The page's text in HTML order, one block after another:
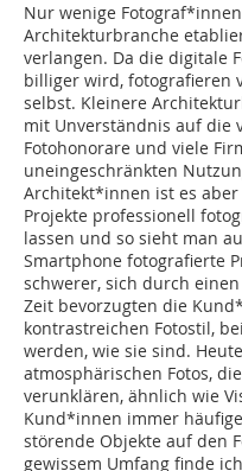
Nur wenige
Architekturbranche
verlangen. Da die digitale
billiger wird, fotografieren
selbst. Kleinere
mit Unverständnis auf die
Fotohonorare und viele
uneingeschränkten
Architekt*innen ist es
Projekte professionell
lassen und so sieht man
Smartphone ­fotografierte
schwerer, sich durch
Zeit bevorzugten die
kontrastreichen Fotostil,
werden, wie sie sind.
atmosphärischen Fotos,
verunklären, ähnlich wie
Kund*innen immer
störende Objekte auf den
gewissem Umfang finde